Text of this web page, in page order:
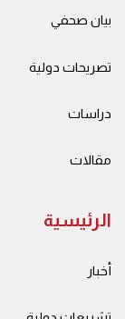
بيان صحفي
تصريحات دولية
دراسات
مقالات
الرئيسية
أخبار